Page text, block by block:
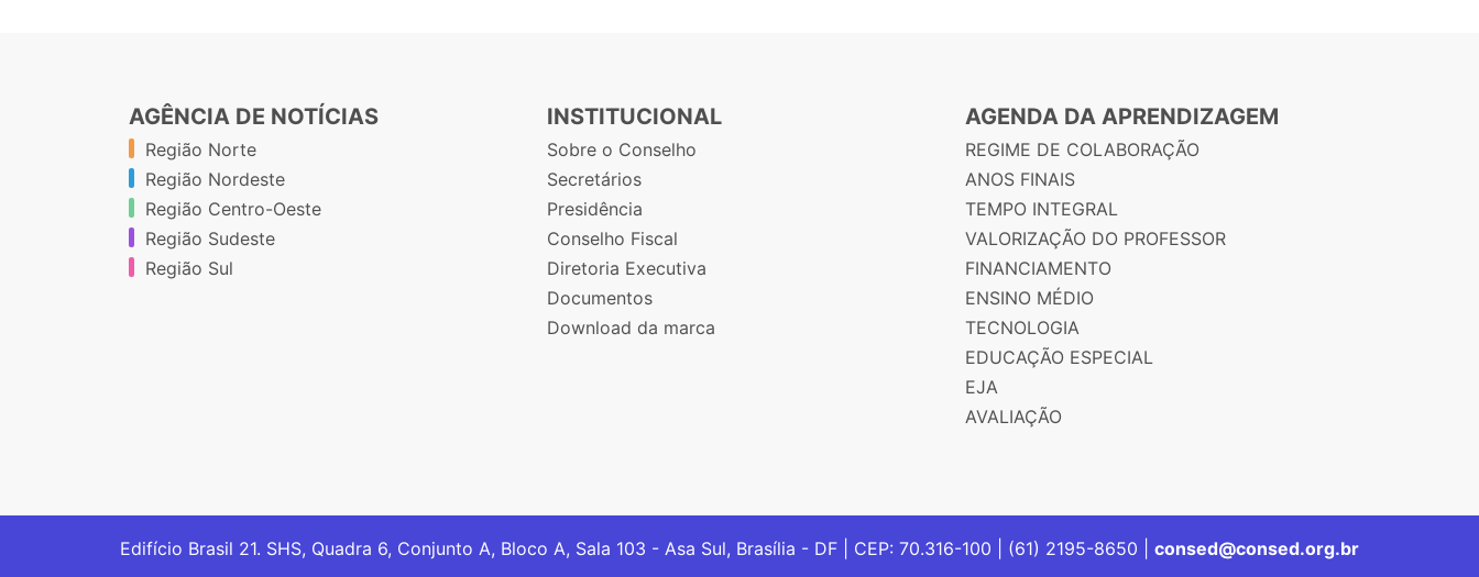
AGÊNCIA DE NOTÍCIAS
Região Norte
Região Nordeste
Região Centro-Oeste
Região Sudeste
Região Sul
INSTITUCIONAL
Sobre o Conselho
Secretários
Presidência
Conselho Fiscal
Diretoria Executiva
Documentos
Download da marca
AGENDA DA APRENDIZAGEM
REGIME DE COLABORAÇÃO
ANOS FINAIS
TEMPO INTEGRAL
VALORIZAÇÃO DO PROFESSOR
FINANCIAMENTO
ENSINO MÉDIO
TECNOLOGIA
EDUCAÇÃO ESPECIAL
EJA
AVALIAÇÃO
Edifício Brasil 21. SHS, Quadra 6, Conjunto A, Bloco A, Sala 103 - Asa Sul, Brasília - DF | CEP: 70.316-100 | (61) 2195-8650 | consed@consed.org.br